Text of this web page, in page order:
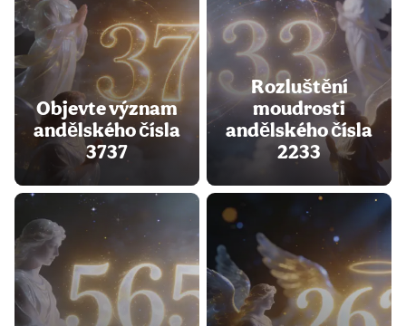
Objevte význam
andělského čísla
3737
Rozluštění
moudrosti
andělského čísla
2233